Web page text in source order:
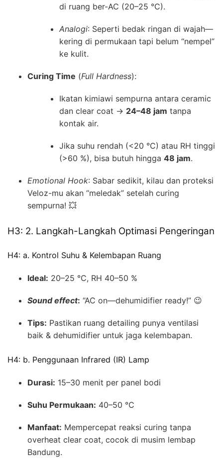
di ruang ber-AC (20–25 °C).
Analogi: Seperti bedak ringan di wajah—
kering di permukaan tapi belum “nempel”
ke kulit.
Curing Time (Full Hardness):
Ikatan kimiawi sempurna antara ceramic
dan clear coat → 24–48 jam tanpa
kontak air.
Jika suhu rendah (<20 °C) atau RH tinggi
(>60 %), bisa butuh hingga 48 jam.
Emotional Hook: Sabar sedikit, kilau dan proteksi
Veloz-mu akan “meledak” setelah curing
sempurna! 💥
H3: 2. Langkah-Langkah Optimasi Pengeringan
H4: a. Kontrol Suhu & Kelembapan Ruang
Ideal: 20–25 °C, RH 40–50 %
Sound effect: “AC on—dehumidifier ready!” 😉
Tips: Pastikan ruang detailing punya ventilasi
baik & dehumidifier untuk jaga kelembapan.
H4: b. Penggunaan Infrared (IR) Lamp
Durasi: 15–30 menit per panel bodi
Suhu Permukaan: 40–50 °C
Manfaat: Mempercepat reaksi curing tanpa
overheat clear coat, cocok di musim lembap
Bandung.